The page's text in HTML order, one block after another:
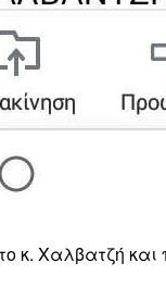
κ. Χαλβατζή και